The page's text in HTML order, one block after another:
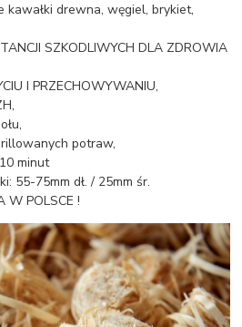
kawałki drewna, węgiel, brykiet,
SZKODLIWYCH DLA ZDROWIA
I PRZECHOWYWANIU,
potraw,
minut
55-75mm dł. / 25mm śr.
W POLSCE !